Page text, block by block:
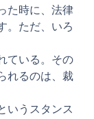
た時に、法律
。ただ、いろ
ている。その
れるのは、裁
いうスタンス